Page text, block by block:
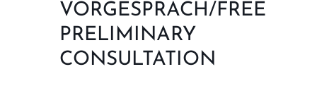
VORGESPRÄCH/FREE
PRELIMINARY
CONSULTATION